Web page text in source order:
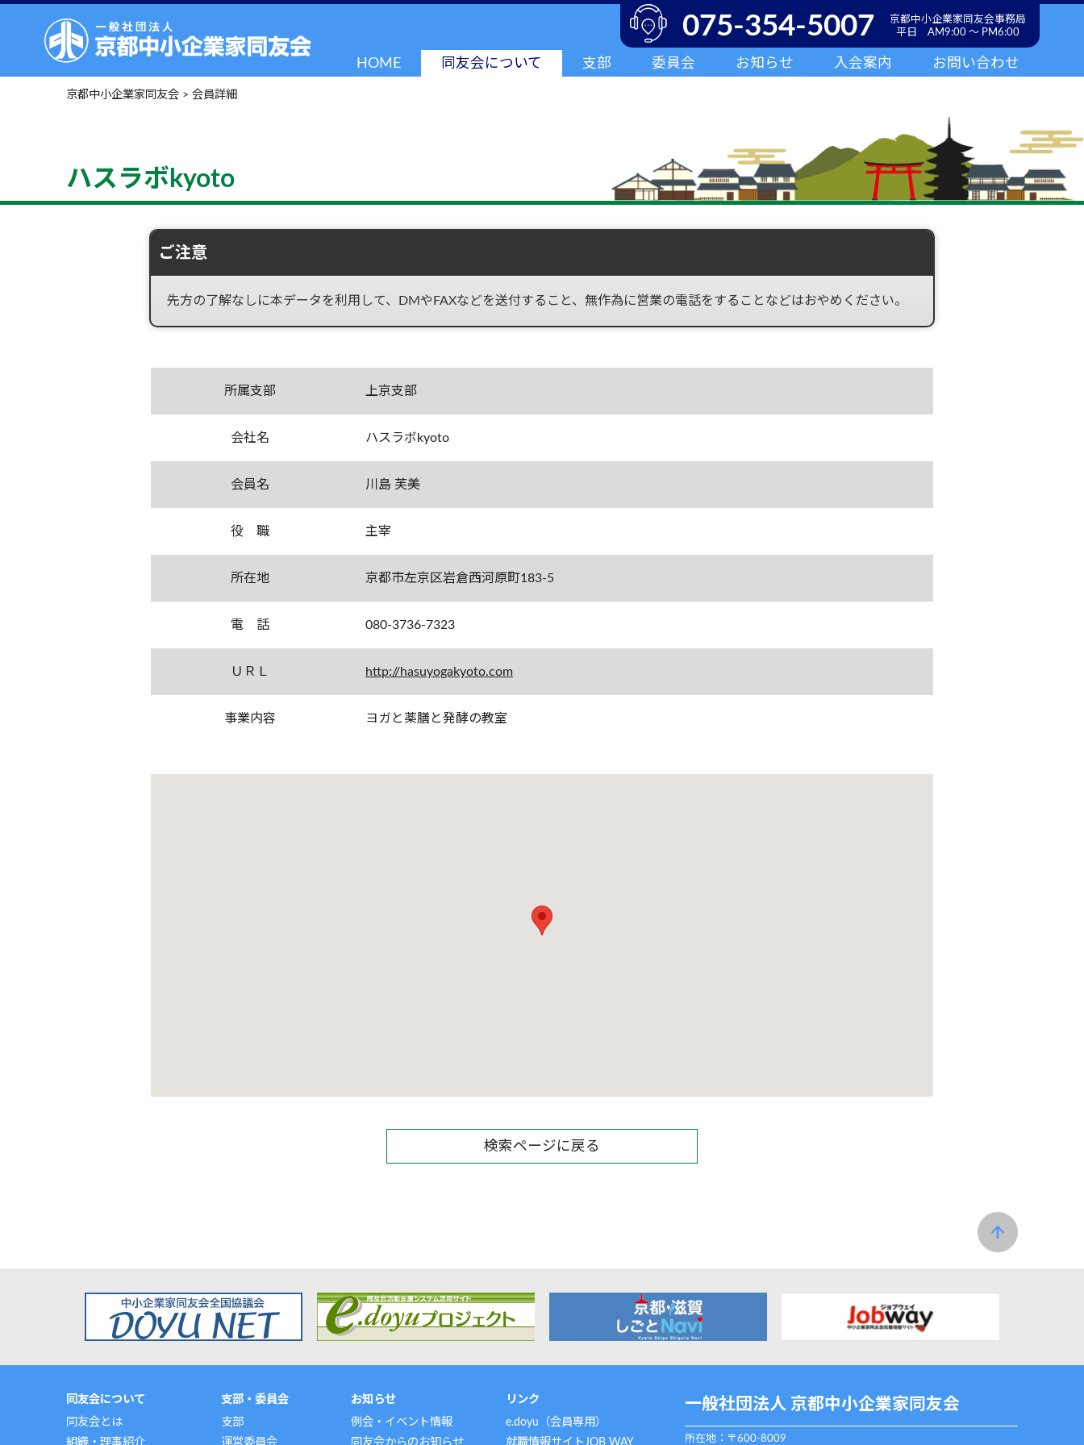
HOME 同友会について 支部 委員会 お知らせ 入会案内 お問い合わせ
075-354-5007
京都中小企業家同友会事務局
平日 AM9:00 ～ PM6:00
京都中小企業家同友会 > 会員詳細
ハスラボkyoto
ご注意
先方の了解なしに本データを利用して、DMやFAXなどを送付すること、無作為に営業の電話をすることなどはおやめください。
所属支部 上京支部
会社名 ハスラボkyoto
会員名 川島 芙美
役 職 主宰
所在地 京都市左京区岩倉西河原町183-5
電 話 080-3736-7323
ＵＲＬ http://hasuyogakyoto.com
事業内容 ヨガと薬膳と発酵の教室
検索ページに戻る
同友会について
同友会とは
組織・理事紹介
支部・委員会
支部
運営委員会
お知らせ
例会・イベント情報
同友会からのお知らせ
リンク
e.doyu（会員専用）
就職情報サイトJOB WAY
一般社団法人 京都中小企業家同友会
所在地：〒600-8009